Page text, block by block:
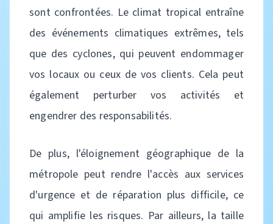
sont confrontées. Le climat tropical entraîne
des événements climatiques extrêmes, tels
que des cyclones, qui peuvent endommager
vos locaux ou ceux de vos clients. Cela peut
également perturber vos activités et
engendrer des responsabilités.
De plus, l'éloignement géographique de la
métropole peut rendre l'accès aux services
d'urgence et de réparation plus difficile, ce
qui amplifie les risques. Par ailleurs, la taille